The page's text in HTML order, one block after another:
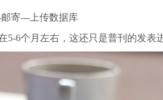
寄---上传数据库
6个月左右，这还只是普刊的发表